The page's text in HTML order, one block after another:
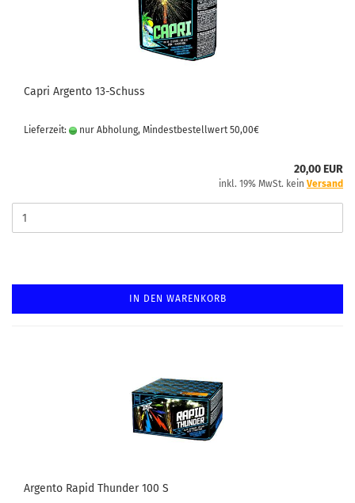
Capri Argento 13-Schuss
Lieferzeit: nur Abholung, Mindestbestellwert 50,00€
20,00 EUR
inkl. 19% MwSt. kein Versand
IN DEN WARENKORB
Argento Rapid Thunder 100 S